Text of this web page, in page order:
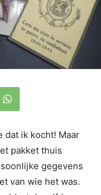
dat ik kocht! Maar
pakket thuis
gegevens
van wie het was.